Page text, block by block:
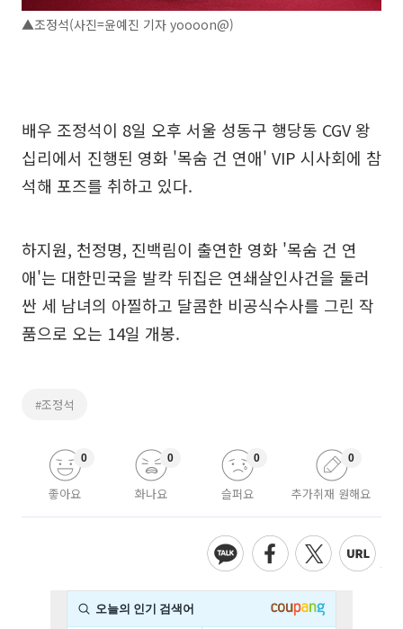
▲조정석(사진=윤예진 기자 yoooon@)
배우 조정석이 8일 오후 서울 성동구 행당동 CGV 왕
십리에서 진행된 영화 '목숨 건 연애' VIP 시사회에 참
석해 포즈를 취하고 있다.
하지원, 천정명, 진백림이 출연한 영화 '목숨 건 연
애'는 대한민국을 발칵 뒤집은 연쇄살인사건을 둘러
싼 세 남녀의 아찔하고 달콤한 비공식수사를 그린 작
품으로 오는 14일 개봉.
#조정석
좋아요
0
화나요
0
슬퍼요
0
추가취재 원해요
0